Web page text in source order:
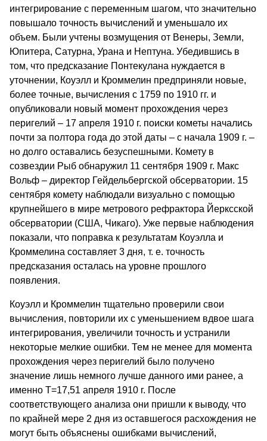
интегрирование с переменным шагом, что значительно
повышало точность вычислений и уменьшало их
объем. Были учтены возмущения от Венеры, Земли,
Юпитера, Сатурна, Урана и Нептуна. Убедившись в
том, что предсказание Понтекулана нуждается в
уточнении, Коуэлл и Кроммелин предприняли новые,
более точные, вычисления с 1759 по 1910 гг. и
опубликовали новый момент прохождения через
перигелий – 17 апреля 1910 г. поиски кометы начались
почти за полтора года до этой даты – с начала 1909 г. –
но долго оставались безуспешными. Комету в
созвездии Рыб обнаружил 11 сентября 1909 г. Макс
Вольф – директор Гейдельбергской обсерватории. 15
сентября комету наблюдали визуально с помощью
крупнейшего в мире метрового рефрактора Йерксской
обсерватории (США, Чикаго). Уже первые наблюдения
показали, что поправка к результатам Коуэлла и
Кроммелина составляет 3 дня, т. е. точность
предсказания осталась на уровне прошлого
появления.
Коуэлл и Кроммелин тщательно проверили свои
вычисления, повторили их с уменьшением вдвое шага
интегрирования, увеличили точность и устранили
некоторые мелкие ошибки. Тем не менее для момента
прохождения через перигелий было получено
значение лишь немного лучше данного ими ранее, а
именно Т=17,51 апреля 1910 г. После
соответствующего анализа они пришли к выводу, что
по крайней мере 2 дня из оставшегося расхождения не
могут быть объяснены ошибками вычислений,